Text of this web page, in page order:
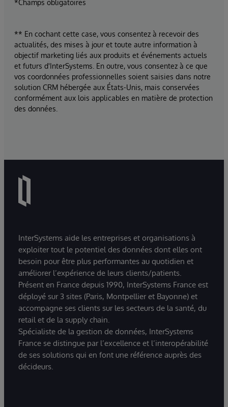
*Champs obligatoires
** En cochant cette case, vous consentez à recevoir des
actualités, des mises à jour et toute autre information à
objectif marketing liés aux produits et événements actuels
et futurs d'InterSystems. En outre, vous consentez à ce que
vos coordonnées professionnelles soient saisies dans notre
solution CRM hébergée aux États-Unis, mais conservées
conformément aux lois applicables en matière de protection
des données.
InterSystems aide les entreprises et organisations à
exploiter tout le potentiel des données dont elles ont
besoin pour être plus performantes au quotidien et
améliorer l’expérience de leurs clients/patients.
Présent en France depuis 1990, InterSystems France est
déployé sur 3 sites (Paris, Montpellier et Bayonne) et
accompagne ses clients sur les secteurs de la santé, du
retail et de la supply chain.
Spécialiste de la gestion de données, InterSystems
France se distingue par l’excellence et l’interopérabilité
de ses solutions qui en font une référence auprès des
décideurs.